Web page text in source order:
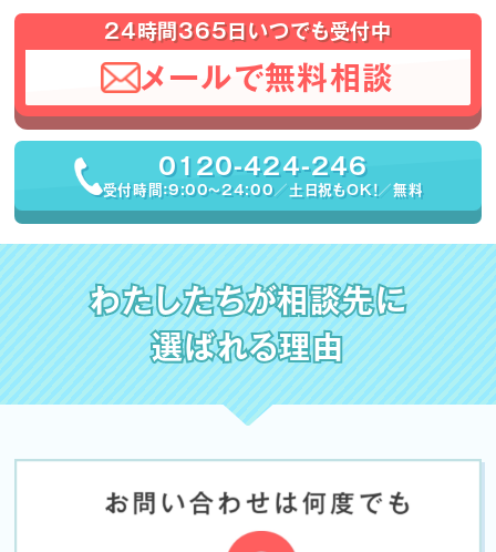
24時間365日いつでも受付中
メールで無料相談
0120-424-246
受付時間：9:00〜24:00／土日祝もOK！／無料
わたしたちが相談先に
選ばれる理由